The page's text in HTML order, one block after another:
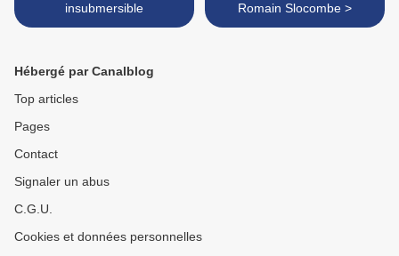
insubmersible
Romain Slocombe >
Hébergé par Canalblog
Top articles
Pages
Contact
Signaler un abus
C.G.U.
Cookies et données personnelles